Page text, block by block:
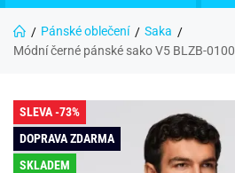
Pánské oblečení
Saka
Módní černé pánské sako V5 BLZB-0100
SLEVA -73%
DOPRAVA ZDARMA
SKLADEM